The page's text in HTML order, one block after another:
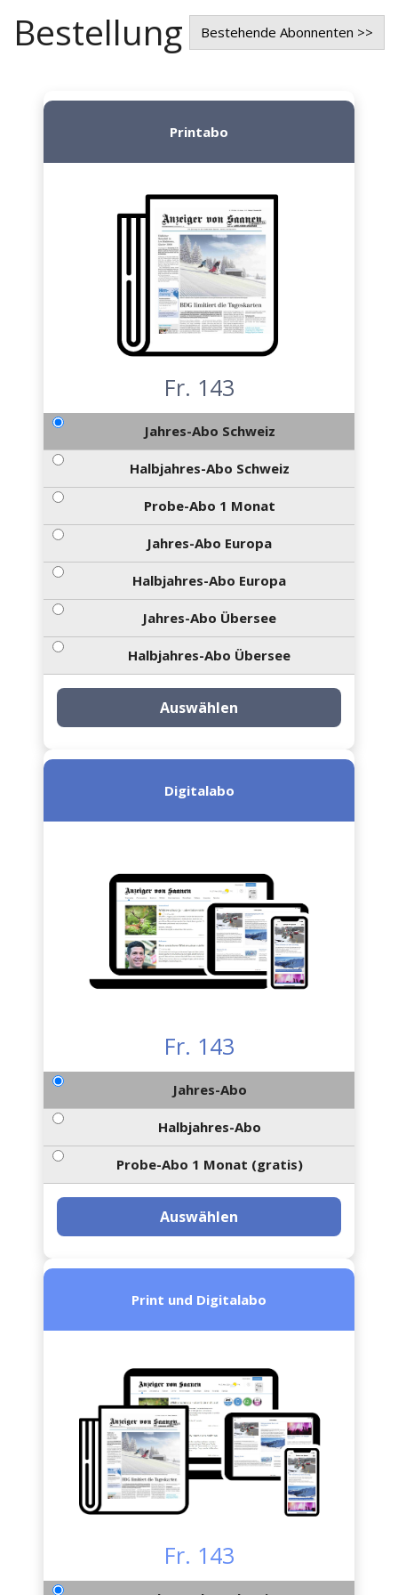
Bestellung Bestehende Abonnenten >>
Printabo
Fr. 143
Jahres-Abo Schweiz
Halbjahres-Abo Schweiz
Probe-Abo 1 Monat
Jahres-Abo Europa
Halbjahres-Abo Europa
Jahres-Abo Übersee
Halbjahres-Abo Übersee
Auswählen
Digitalabo
Fr. 143
Jahres-Abo
Halbjahres-Abo
Probe-Abo 1 Monat (gratis)
Auswählen
Print und Digitalabo
Fr. 143